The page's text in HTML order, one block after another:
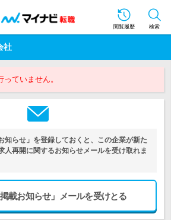
閲覧履歴 検索
社
ていません。
知らせ」を登録しておくと、この企業が新た
人再開に関するお知らせメールを受け取れま
載お知らせ」メールを受けとる